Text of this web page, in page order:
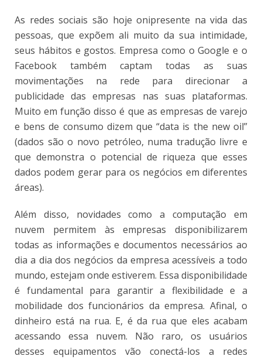
As redes sociais são hoje onipresente na vida das
pessoas, que expõem ali muito da sua intimidade,
seus hábitos e gostos. Empresa como o Google e o
Facebook também captam todas as suas
movimentações na rede para direcionar a
publicidade das empresas nas suas plataformas.
Muito em função disso é que as empresas de varejo
e bens de consumo dizem que “data is the new oil”
(dados são o novo petróleo, numa tradução livre e
que demonstra o potencial de riqueza que esses
dados podem gerar para os negócios em diferentes
áreas).
Além disso, novidades como a computação em
nuvem permitem às empresas disponibilizarem
todas as informações e documentos necessários ao
dia a dia dos negócios da empresa acessíveis a todo
mundo, estejam onde estiverem. Essa disponibilidade
é fundamental para garantir a flexibilidade e a
mobilidade dos funcionários da empresa. Afinal, o
dinheiro está na rua. E, é da rua que eles acabam
acessando essa nuvem. Não raro, os usuários
desses equipamentos vão conectá-los a redes